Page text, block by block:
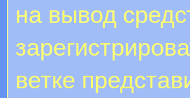
на вывод
ветке